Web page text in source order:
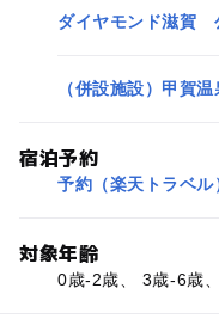
ダイヤモンド滋賀
（併設施設）甲賀
宿泊予約
予約（楽天トラベル
対象年齢
0歳-2歳、 3歳-6歳